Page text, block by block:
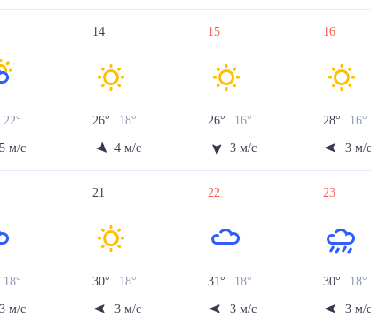
22
5 м/с
14
26° 18°
4 м/с
15
26° 16°
3 м/с
16
28° 16°
3 м/
18°
3 м/с
21
30° 18°
3 м/с
22
31° 18°
3 м/с
23
30° 18°
3 м/